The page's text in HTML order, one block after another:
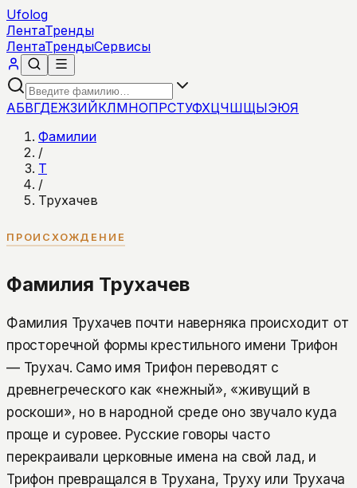
Ufolog
ЛентаТренды
ЛентаТрендыСервисы
АБВГДЕЖЗИЙКЛМНОПРСТУФХЦЧШЩЫЭЮЯ
Фамилии
/
Т
/
Трухачев
ПРОИСХОЖДЕНИЕ
Фамилия Трухачев
Фамилия Трухачев почти наверняка происходит от
просторечной формы крестильного имени Трифон
— Трухач. Само имя Трифон переводят с
древнегреческого как «нежный», «живущий в
роскоши», но в народной среде оно звучало куда
проще и суровее. Русские говоры часто
перекраивали церковные имена на свой лад, и
Трифон превращался в Трухана, Труху или Трухача